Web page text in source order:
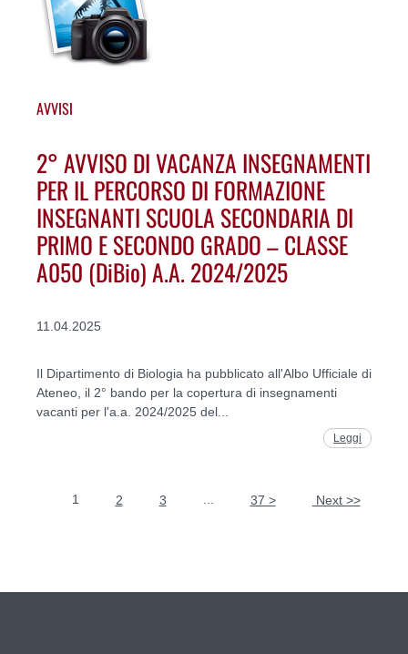
AVVISI
2° AVVISO DI VACANZA INSEGNAMENTI
PER IL PERCORSO DI FORMAZIONE
INSEGNANTI SCUOLA SECONDARIA DI
PRIMO E SECONDO GRADO – CLASSE
A050 (DiBio) A.A. 2024/2025
11.04.2025
Il Dipartimento di Biologia ha pubblicato all'Albo Ufficiale di
Ateneo, il 2° bando per la copertura di insegnamenti
vacanti per l'a.a. 2024/2025 del...
Leggi
1 2 3 37 > Next >>